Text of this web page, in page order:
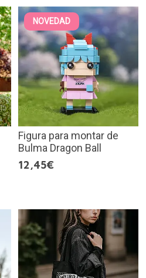
NOVEDAD
Figura para montar de
Bulma Dragon Ball
12,45€